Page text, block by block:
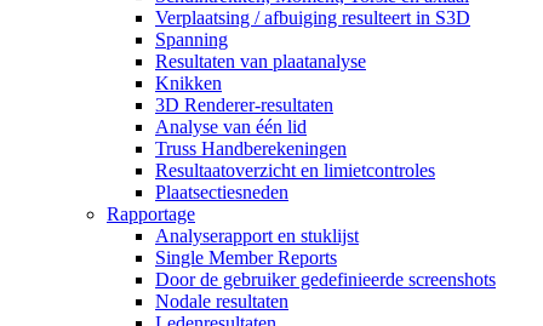
Verplaatsing / afbuiging resulteert in S3D
Spanning
Resultaten van plaatanalyse
Knikken
3D Renderer-resultaten
Analyse van één lid
Truss Handberekeningen
Resultaatoverzicht en limietcontroles
Plaatsectiesneden
Rapportage
Analyserapport en stuklijst
Single Member Reports
Door de gebruiker gedefinieerde screenshots
Nodale resultaten